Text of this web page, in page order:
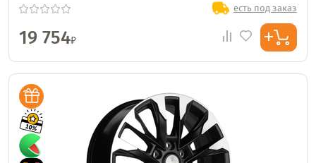
есть под заказ
19 754₽